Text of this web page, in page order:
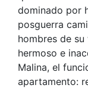
dominado por
posguerra
hombres de su
hermoso e
Malina, el
apartamento: